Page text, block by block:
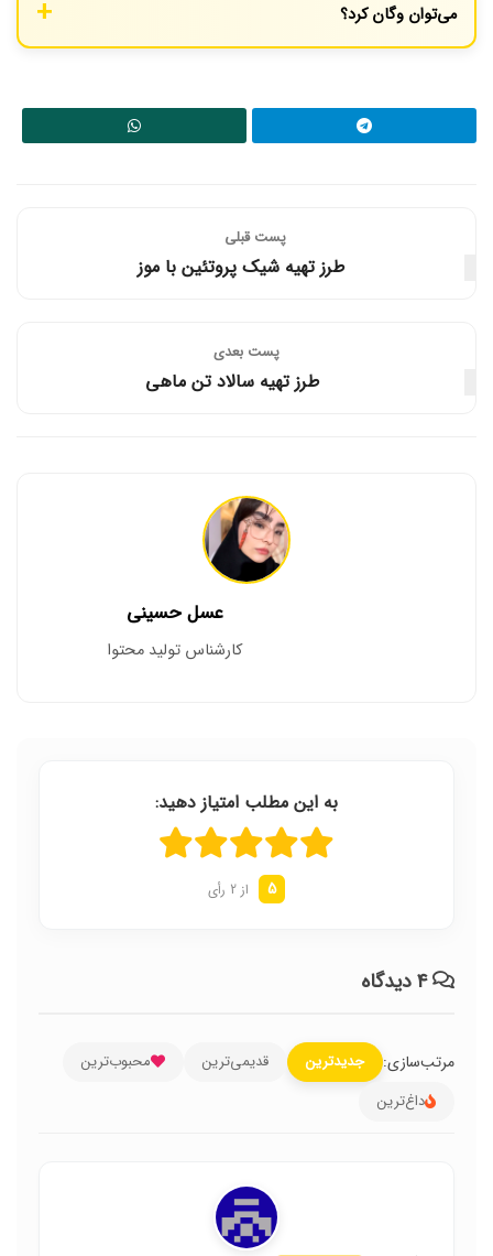
می‌توان وگان کرد؟
پست قبلی
طرز تهیه شیک پروتئین با موز
پست‌ بعدی
طرز تهیه سالاد تن ماهی
عسل حسینی
کارشناس تولید محتوا
به این مطلب امتیاز دهید:
5 از 2 رأی
۴ دیدگاه
مرتب‌سازی: جدیدترین قدیمی‌ترین
محبوب‌ترین
داغ‌ترین